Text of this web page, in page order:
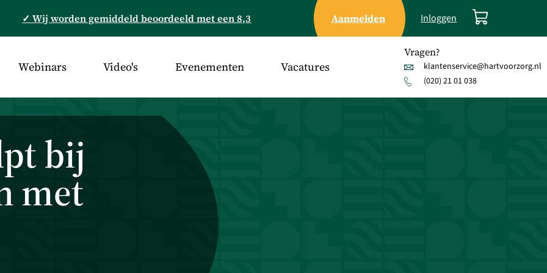
✓ Wij worden gemiddeld beoordeeld met een 8,3 Aanmelden Inloggen
Webinars Video's Evenementen Vacatures
Vragen?
klantenservice@hartvoorzorg.nl
(020) 21 01 038
bij
met